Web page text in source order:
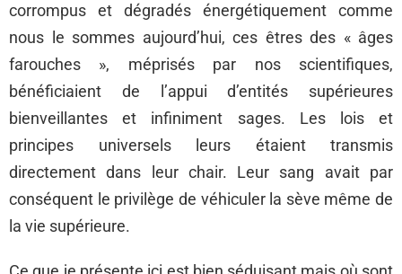
corrompus et dégradés énergétiquement comme
nous le sommes aujourd’hui, ces êtres des « âges
farouches », méprisés par nos scientifiques,
bénéficiaient de l’appui d’entités supérieures
bienveillantes et infiniment sages. Les lois et
principes universels leurs étaient transmis
directement dans leur chair. Leur sang avait par
conséquent le privilège de véhiculer la sève même de
la vie supérieure.